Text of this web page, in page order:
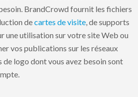
BrandCrowd fournit les fichiers
decartes de visite , de supports
une utilisation sur votre site Web ou
vos publications sur les réseaux
de logo dont vous avez besoin sont